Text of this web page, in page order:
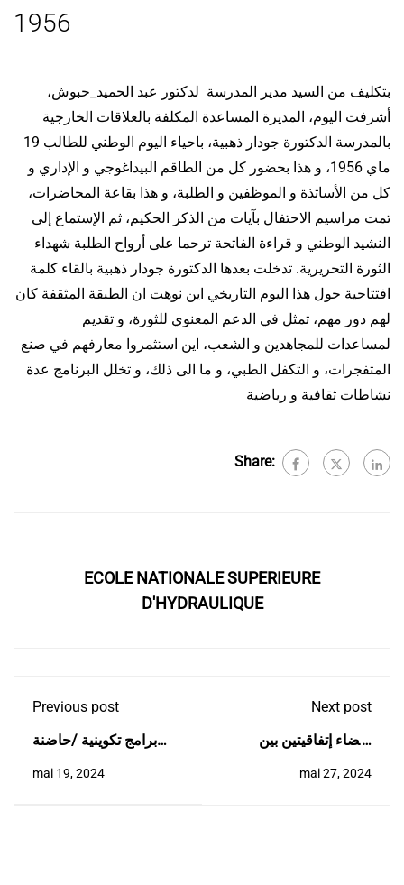
1956
بتكليف من السيد مدير المدرسة لدكتور عبد الحميد_حبوش،
أشرفت اليوم، المديرة المساعدة المكلفة بالعلاقات الخارجية
بالمدرسة الدكتورة جودار ذهبية، باحياء اليوم الوطني للطالب 19
ماي 1956، و هذا بحضور كل من الطاقم البيداغوجي و الإداري و
كل من الأساتذة و الموظفين و الطلبة، و هذا بقاعة المحاضرات،
تمت مراسيم الاحتفال بآيات من الذكر الحكيم، ثم الإستماع إلى
النشيد الوطني و قراءة الفاتحة ترحما على أرواح الطلبة شهداء
الثورة التحريرية. تدخلت بعدها الدكتورة جودار ذهبية بالقاء كلمة
افتتاحية حول هذا اليوم التاريخي اين نوهت ان الطبقة المثقفة كان
لهم دور مهم، تمثل في الدعم المعنوي للثورة، و تقديم
لمساعدات للمجاهدين و الشعب، اين استثمروا معارفهم في صنع
المتفجرات، و التكفل الطبي، و ما الى ذلك، و تخلل البرنامج عدة
نشاطات ثقافية و رياضية
Share:
ECOLE NATIONALE SUPERIEURE
D'HYDRAULIQUE
Previous post
برامج تكوينية /حاضنة
mai 19, 2024
Next post
إمضاء إتفاقيتين بين
mai 27, 2024